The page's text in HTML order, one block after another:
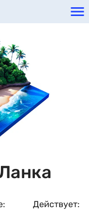
Действует: